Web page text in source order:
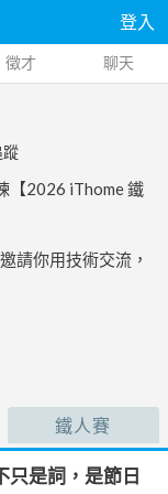
登入
徵才 聊天
【2026 iThome 鐵
請你用技術交流，
鐵人賽
只是詞，是節日